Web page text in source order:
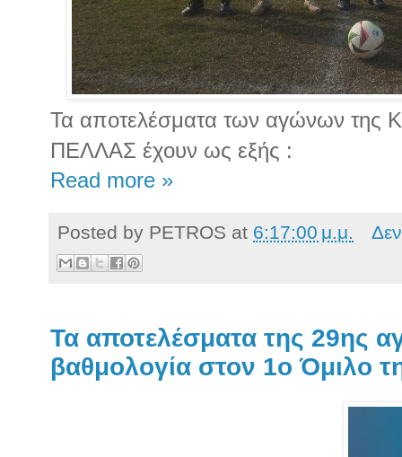
Τα αποτελέσματα των αγώνων της
ΠΕΛΛΑΣ έχουν ως εξής :
Read more »
Posted by PETROS at 6:17:00 μ.μ.
Τα αποτελέσματα της 29ης
βαθμολογία στον 1ο Όμιλο